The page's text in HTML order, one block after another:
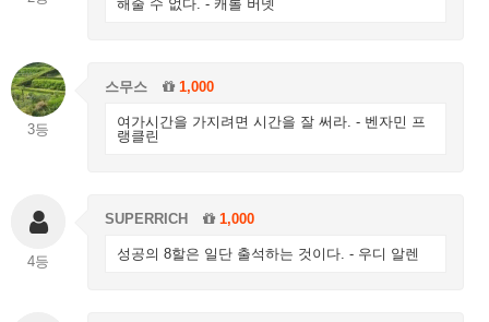
해줄 수 없다. - 캐롤 버넷
3등
스무스 1,000
여가시간을 가지려면 시간을 잘 써라. - 벤자민 프
랭클린
4등
SUPERRICH 1,000
성공의 8할은 일단 출석하는 것이다. - 우디 알렌